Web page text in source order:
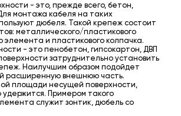
- это, прежде всего, бетон,
монтажа кабеля на таких
дюбеля. Такой крепеж состоит
металлического/пластикового
элемента и пластикового колпачка.
- это пенобетон, гипсокартон, ДВП
затруднительно установить
Наилучшим образом подойдет
расширенную внешнюю часть.
площади несущей поверхности,
Примером такого
служит зонтик, дюбель со